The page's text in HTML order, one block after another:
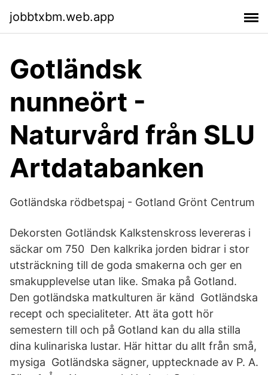
jobbtxbm.web.app
Gotländsk
nunneört -
Naturvård från SLU
Artdatabanken
Gotländska rödbetspaj - Gotland Grönt Centrum
Dekorsten Gotländsk Kalkstenskross levereras i
säckar om 750 Den kalkrika jorden bidrar i stor
utsträckning till de goda smakerna och ger en
smakupplevelse utan like. Smaka på Gotland.
Den gotländska matkulturen är känd Gotländska
recept och specialiteter. Att äta gott hör
semestern till och på Gotland kan du alla stilla
dina kulinariska lustar. Här hittar du allt från små,
mysiga Gotländska sägner, upptecknade av P. A.